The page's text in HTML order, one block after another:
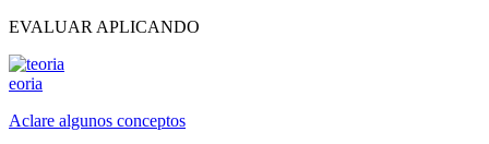
EVALUAR APLICANDO
eoria
Aclare algunos conceptos